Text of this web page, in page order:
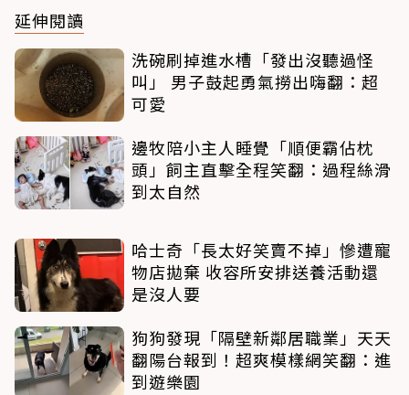
延伸閱讀
洗碗刷掉進水槽「發出沒聽過怪
叫」 男子鼓起勇氣撈出嗨翻：超
可愛
邊牧陪小主人睡覺「順便霸佔枕
頭」飼主直擊全程笑翻：過程絲滑
到太自然
哈士奇「長太好笑賣不掉」慘遭寵
物店拋棄 收容所安排送養活動還
是沒人要
狗狗發現「隔壁新鄰居職業」天天
翻陽台報到！超爽模樣網笑翻：進
到遊樂園